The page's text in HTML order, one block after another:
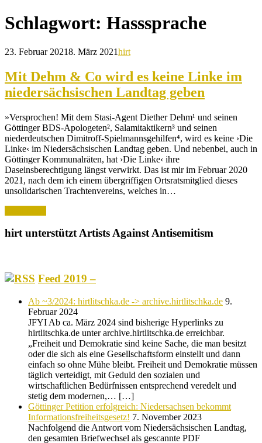
Schlagwort: Hasssprache
23. Februar 20218. März 2021hirt
Mit Dehm & Co wird es keine Linke im
niedersächsischen Landtag geben
»Versprochen! Mit dem Stasi-Agent Diether Dehm¹ und seinen
Göttinger BDS-Apologeten², Salamitaktikern³ und seinen
niederdeutschen Dimitroff-Spielmannsgehilfen⁴, wird es keine ›Die
Linke‹ im Niedersächsischen Landtag geben. Und nebenbei, auch in
Göttinger Kommunalräten, hat ›Die Linke‹ ihre
Daseinsberechtigung längst verwirkt. Das ist mir im Februar 2020
2021, nach dem ich einem übergriffigen Ortsratsmitglied dieses
unsolidarischen Trachtenvereins, welches in…
hirt unterstützt Artists Against Antisemitism
Feed 2019 –
Ab ~3/2024: hirtlitschka.de -> archive.hirtlitschka.de 9.
Februar 2024
JFYI Ab ca. März 2024 sind bisherige Hyperlinks zu
hirtlitschka.de unter archive.hirtlitschka.de erreichbar.
„Freiheit und Demokratie sind keine Sache, die man besitzt
oder die sich als eine Gesellschaftsform einstellt und dann
einfach so ohne Mühe bleibt. Freiheit und Demokratie müssen
täglich verteidigt, mit Geduld den sozialen und
wirtschaftlichen Bedürfnissen entsprechend veredelt und
stetig dem modernen,… […]
Göttinger Petition erfolgreich: Niedersachsen bekommt
Informationsfreiheitsgesetz! 7. November 2023
Nachfolgend die Antwort vom Niedersächsischen Landtag,
den gesamten Briefwechsel als gescannte PDF